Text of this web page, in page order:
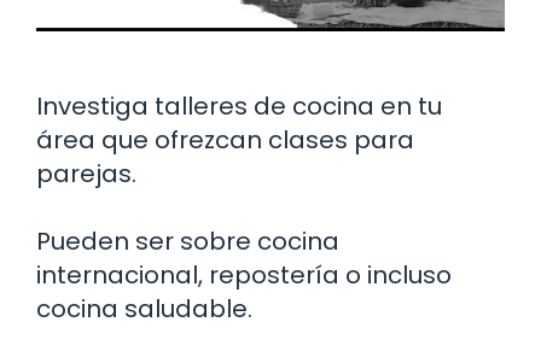
Investiga talleres de cocina en tu
área que ofrezcan clases para
parejas.
Pueden ser sobre cocina
internacional, repostería o incluso
cocina saludable.